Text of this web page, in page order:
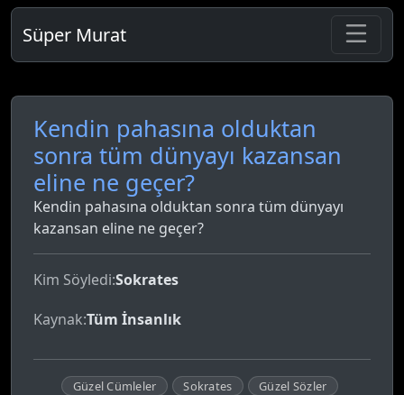
Süper Murat
Kendin pahasına olduktan
sonra tüm dünyayı kazansan
eline ne geçer?
Kendin pahasına olduktan sonra tüm dünyayı
kazansan eline ne geçer?
Kim Söyledi:Sokrates
Kaynak:Tüm İnsanlık
Güzel Cümleler Sokrates Güzel Sözler